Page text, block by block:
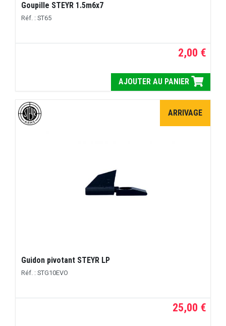
Goupille STEYR 1.5m6x7
Réf. : ST65
2,00 €
AJOUTER AU PANIER
ARRIVAGE
Guidon pivotant STEYR LP
Réf. : STG10EVO
25,00 €